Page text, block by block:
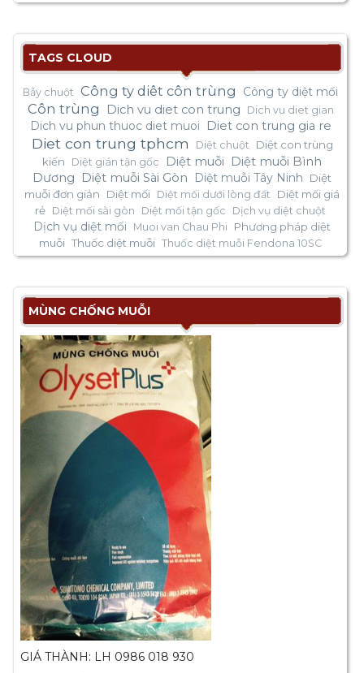
TAGS CLOUD
Bẫy chuột Công ty diêt côn trùng Công ty diệt mối
Côn trùng Dich vu diet con trung Dich vu diet gian
Dich vu phun thuoc diet muoi Diet con trung gia re
Diet con trung tphcm Diệt chuột
Diệt con trùng
kiến
Diệt gián tận gốc Diệt muỗi
Diệt muỗi Bình
Dương
Diệt muỗi Sài Gòn Diệt muỗi Tây Ninh
Diệt
muỗi đơn giản
Diệt mối Diệt mối dưới lòng đất
Diệt mối giá
rẻ Diệt mối sài gòn Diệt mối tận gốc Dịch vụ diệt chuột
Dịch vụ diệt mối Muoi van Chau Phi
Phương pháp diệt
muỗi Thuốc diệt muỗi Thuốc diệt muỗi Fendona 10SC
MÙNG CHỐNG MUỖI
GIÁ THÀNH: LH 0986 018 930